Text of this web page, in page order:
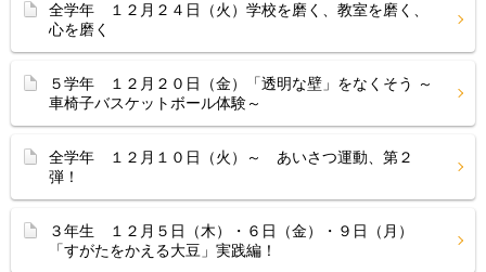
全学年 １２月２４日（火）学校を磨く、教室を磨く、
心を磨く
５学年 １２月２０日（金）「透明な壁」をなくそう ～
車椅子バスケットボール体験～
全学年 １２月１０日（火）～ あいさつ運動、第２
弾！
３年生 １２月５日（木）・６日（金）・９日（月）
「すがたをかえる大豆」実践編！